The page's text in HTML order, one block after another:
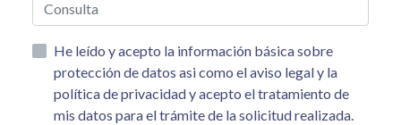
He leído y acepto la información básica sobre
protección de datos asi como el aviso legal y la
política de privacidad y acepto el tratamiento de
mis datos para el trámite de la solicitud realizada.